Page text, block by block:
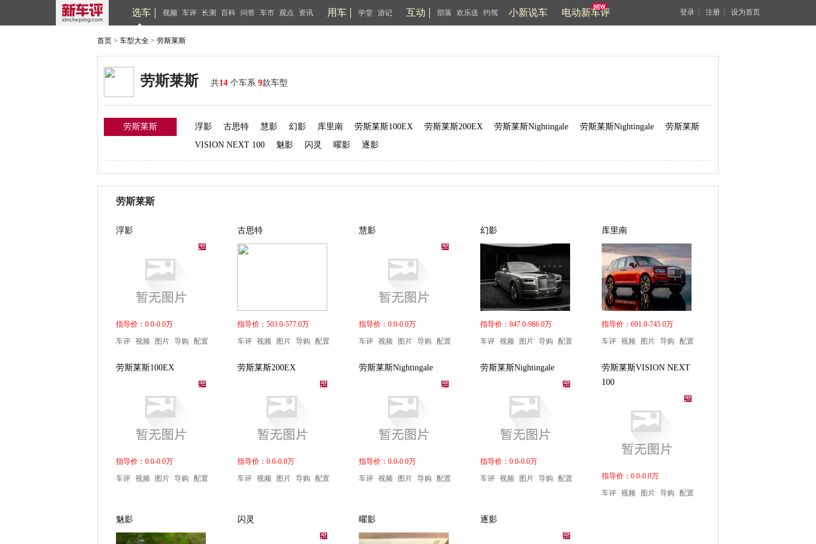
选车 视频 车评 长测 百科 问答 车市 观点 资讯 用车 学堂 游记 互动 部落 欢乐送 约驾 小新说车 电动新车评 登录 注册 设为首页
首页 > 车型大全 > 劳斯莱斯
劳斯莱斯 共14 个车系 9款车型
劳斯莱斯 浮影 古思特 慧影 幻影 库里南 劳斯莱斯100EX 劳斯莱斯200EX 劳斯莱斯Nightingale 劳斯莱斯Nightingale
劳斯莱斯
VISION NEXT 100
魅影 闪灵 曜影 逐影
劳斯莱斯
浮影
指导价：0.0-0.0万
车评 视频 图片 导购 配置
古思特
指导价：503.0-577.0万
车评 视频 图片 导购 配置
慧影
指导价：0.0-0.0万
车评 视频 图片 导购 配置
幻影
指导价：847.0-986.0万
车评 视频 图片 导购 配置
库里南
指导价：691.0-745.0万
车评 视频 图片 导购 配置
劳斯莱斯100EX
指导价：0.0-0.0万
车评 视频 图片 导购 配置
劳斯莱斯200EX
指导价：0.0-0.0万
车评 视频 图片 导购 配置
劳斯莱斯Nightingale
指导价：0.0-0.0万
车评 视频 图片 导购 配置
劳斯莱斯Nightingale
指导价：0.0-0.0万
车评 视频 图片 导购 配置
劳斯莱斯VISION NEXT
100
指导价：0.0-0.0万
车评 视频 图片 导购 配置
魅影 闪灵 曜影 逐影